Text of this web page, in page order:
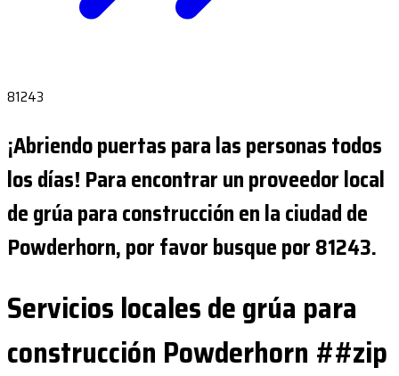
81243
¡Abriendo puertas para las personas todos
los días! Para encontrar un proveedor local
de grúa para construcción en la ciudad de
Powderhorn, por favor busque por 81243.
Servicios locales de grúa para
construcción Powderhorn ##zip